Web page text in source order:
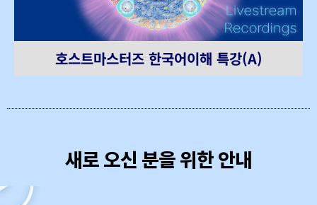
호스트마스터즈 한국어이해 특강(A)
새로 오신 분을 위한 안내